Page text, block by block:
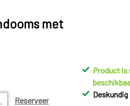
met
Reserveer
Product is